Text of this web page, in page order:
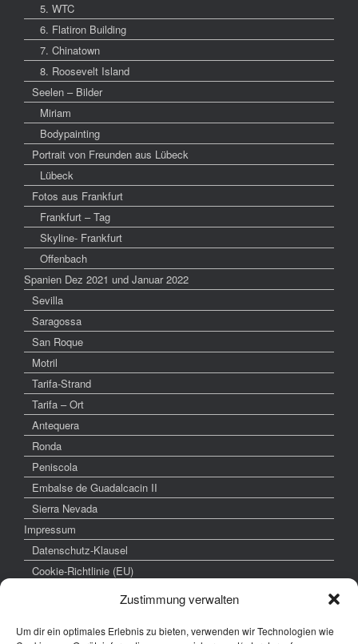
Zustimmung verwalten
Um dir ein optimales Erlebnis zu bieten, verwenden wir Technologien wie
5. WTC
6. Flatiron Building
7. Chinatown
8. Roosevelt Island
Seelen – Bilder
Miriam
Bodypainting
Portrait von Freunden aus Lübeck
Lübeck
Fotos aus Frankfurt
Frankfurt – Tag
Skyline- Frankfurt
Offenbach
Spanien Dez 2021 und Januar 2022
Sevilla
Saragossa
San Roque
Motril
Tarifa-Strand
Tarifa – Ort
Antequera
Ronda
Peniscola
Embalse de Guadalcacin II
Sierra Nevada
Impressum
Datenschutz-Klausel
Cookie-Richtlinie (EU)
weitere interessante Links